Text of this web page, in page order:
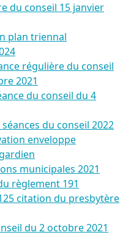
du conseil 15 janvier
plan triennal
régulière du conseil
2021
du conseil du 4
du conseil 2022
enveloppe
municipales 2021
règlement 191
citation du presbytère
du 2 octobre 2021